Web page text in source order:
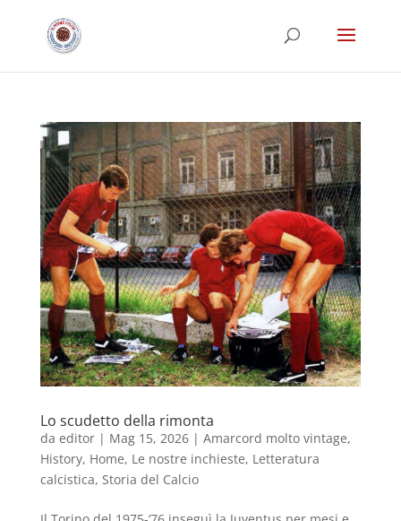
Lo scudetto della rimonta
da editor| Mag 15, 2026| Amarcord molto vintage,
History, Home, Le nostre inchieste, Letteratura
calcistica, Storia del Calcio